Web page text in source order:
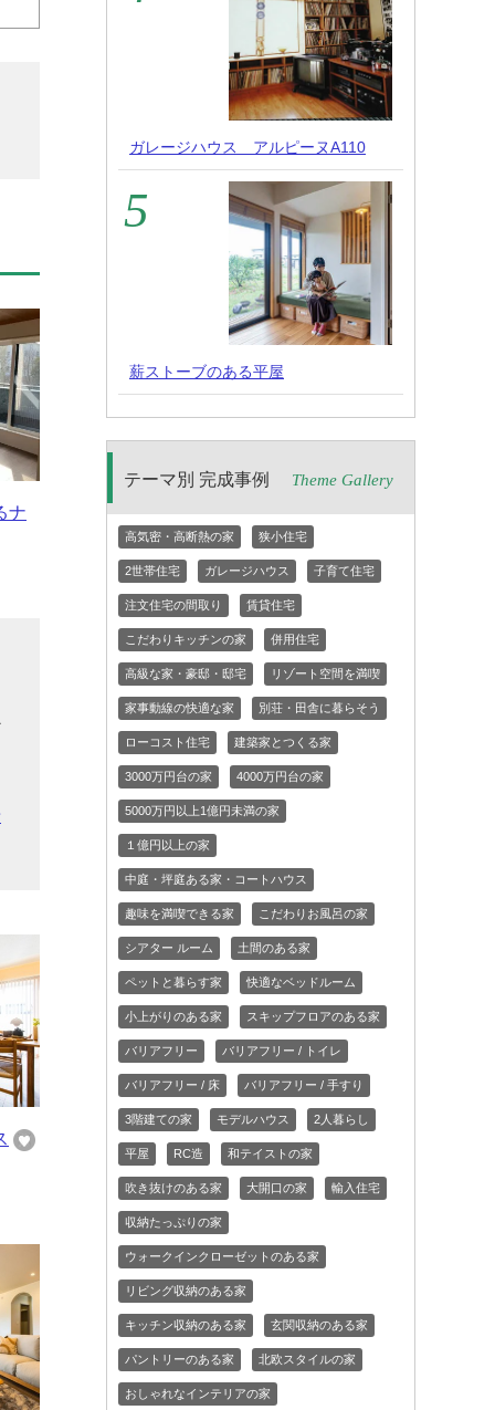
ナ
ガレージハウス アルピーヌA110
薪ストーブのある平屋
テーマ別 完成事例 Theme Gallery
高気密・高断熱の家 狭小住宅
2世帯住宅 ガレージハウス 子育て住宅
注文住宅の間取り 賃貸住宅
こだわりキッチンの家 併用住宅
高級な家・豪邸・邸宅 リゾート空間を満喫
家事動線の快適な家 別荘・田舎に暮らそう
ローコスト住宅 建築家とつくる家
3000万円台の家 4000万円台の家
5000万円以上1億円未満の家
１億円以上の家
中庭・坪庭ある家・コートハウス
趣味を満喫できる家 こだわりお風呂の家
シアター ルーム 土間のある家
ペットと暮らす家 快適なベッドルーム
小上がりのある家 スキップフロアのある家
バリアフリー バリアフリー / トイレ
バリアフリー / 床 バリアフリー / 手すり
3階建ての家 モデルハウス 2人暮らし
平屋 RC造 和テイストの家
吹き抜けのある家 大開口の家 輸入住宅
収納たっぷりの家
ウォークインクローゼットのある家
リビング収納のある家
キッチン収納のある家 玄関収納のある家
パントリーのある家 北欧スタイルの家
おしゃれなインテリアの家